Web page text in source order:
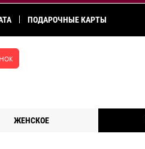
ПОДАРОЧНЫЕ КАРТЫ
ЖЕНСКОЕ